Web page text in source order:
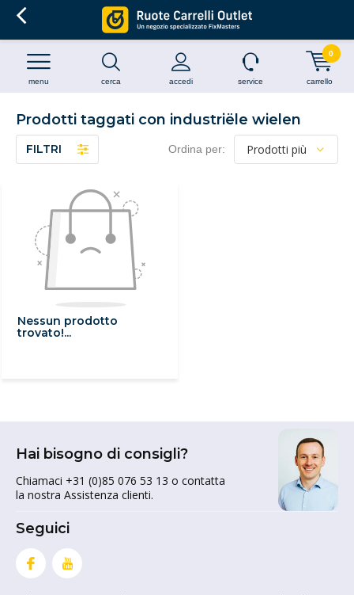
cerca accedi
menu service carrello
0
Prodotti taggati con industriële wielen
FILTRI Ordina per:
Nessun prodotto
trovato!...
Hai bisogno di consigli?
Chiamaci +31 (0)85 076 53 13 o contatta
la nostra Assistenza clienti.
Seguici